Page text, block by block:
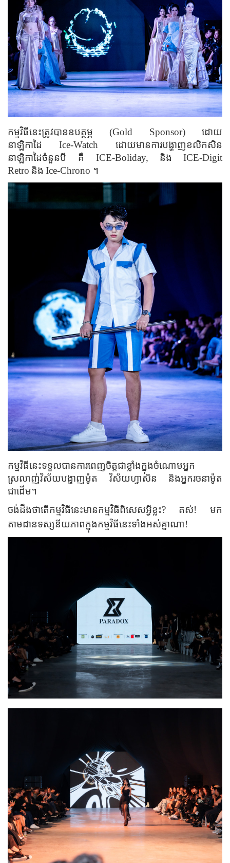
កម្មវិធីនេះត្រូវបានឧបត្ថម្ភ(Gold Sponsor) ដោយ
នាឡិកាដៃ
Ice-Watch ដោយមានការបង្ហាញខលិកសិន
នាឡិកាដៃចំនួនបី គឺ ICE-Boliday, និង
ICE-Digit
Retro និង Ice-Chrono ។
កម្មវិធីនេះទទួលបានការពេញចិត្តជាខ្លាំងក្នុងចំណោមអ្នក
ស្រលាញ់វិស័យបង្ហាញម៉ូត វិស័យហ្វាសិន និងអ្នករចនាម៉ូត
ជាដើម។
ចង់ដឹងថាតើកម្មវិធីនេះមានកម្មវិធីពិសេសអ្វីខ្លះ?
តស់! មក
តាមដានទស្សនីយភាពក្នុងកម្មវិធីនេះទាំងអស់គ្នាណា!